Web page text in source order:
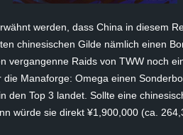
werden, dass China in diesem
chinesischen Gilde nämlich einen
vergangenne Raids von TWW noch
Manaforge: Omega einen
den Top 3 landet. Sollte eine
würde sie direkt ¥1,900,000 (ca.